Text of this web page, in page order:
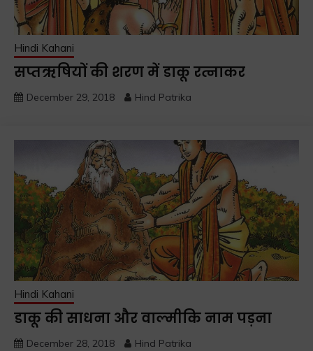
Hindi Kahani
सप्तऋषियों की शरण में डाकू रत्नाकर
December 29, 2018 Hind Patrika
Hindi Kahani
डाकू की साधना और वाल्मीकि नाम पड़ना
December 28, 2018 Hind Patrika